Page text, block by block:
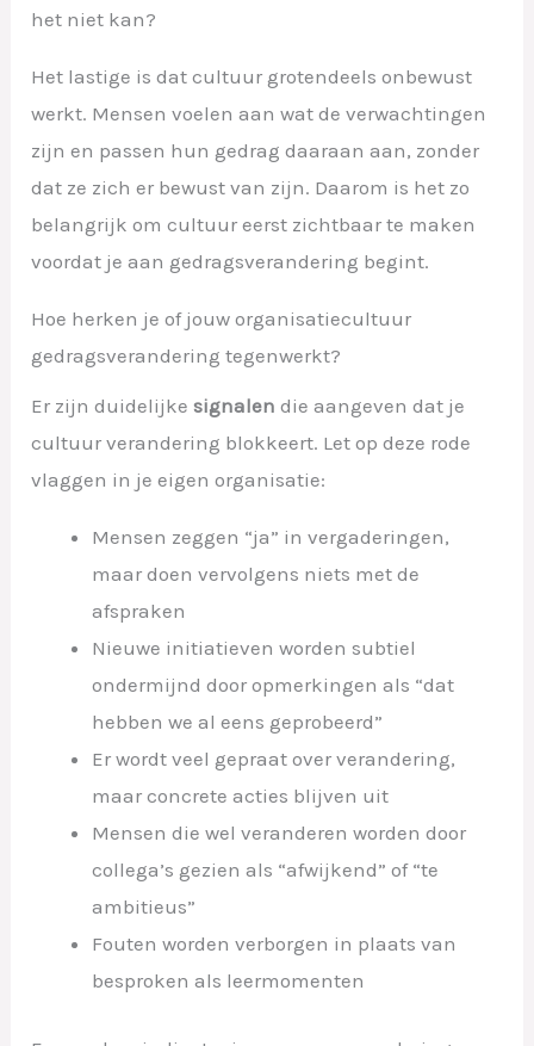
het niet kan?
Het lastige is dat cultuur grotendeels onbewust
werkt. Mensen voelen aan wat de verwachtingen
zijn en passen hun gedrag daaraan aan, zonder
dat ze zich er bewust van zijn. Daarom is het zo
belangrijk om cultuur eerst zichtbaar te maken
voordat je aan gedragsverandering begint.
Hoe herken je of jouw organisatiecultuur
gedragsverandering tegenwerkt?
Er zijn duidelijkesignalen die aangeven dat je
cultuur verandering blokkeert. Let op deze rode
vlaggen in je eigen organisatie:
Mensen zeggen “ja” in vergaderingen,
maar doen vervolgens niets met de
afspraken
Nieuwe initiatieven worden subtiel
ondermijnd door opmerkingen als “dat
hebben we al eens geprobeerd”
Er wordt veel gepraat over verandering,
maar concrete acties blijven uit
Mensen die wel veranderen worden door
collega’s gezien als “afwijkend” of “te
ambitieus”
Fouten worden verborgen in plaats van
besproken als leermomenten